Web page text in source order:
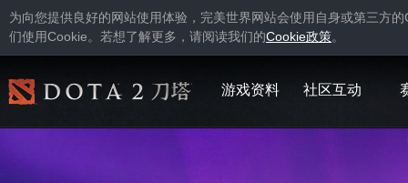
为向您提供良好的网站使用体验，完美世界网站会使用自身或第三方的
们使用Cookie。若想了解更多，请阅读我们的Cookie政策。
游戏资料 社区互动